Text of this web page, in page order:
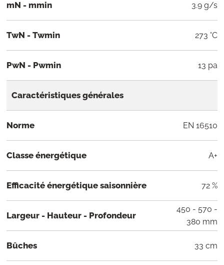
mN - mmin 3.9 g/s
TwN - Twmin 273 °C
PwN - Pwmin 13 pa
Caractéristiques générales
Norme EN 16510
Classe énergétique A+
Efficacité énergétique saisonnière 72 %
Largeur - Hauteur - Profondeur
450 - 570 -
380 mm
Bûches 33 cm